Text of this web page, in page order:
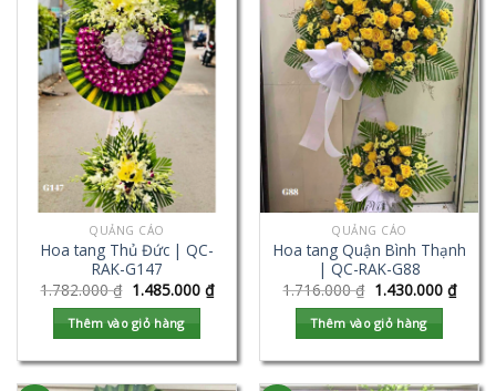
QUẢNG CÁO
Hoa tang Thủ Đức | QC-
RAK-G147
1.782.000₫ 1.485.000 ₫
Thêm vào giỏ hàng
QUẢNG CÁO
Hoa tang Quận Bình Thạnh
| QC-RAK-G88
1.716.000₫ 1.430.000 ₫
Thêm vào giỏ hàng